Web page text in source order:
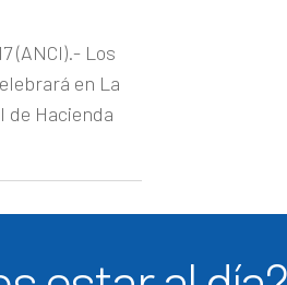
(ANCI).- Los
en La
de Hacienda